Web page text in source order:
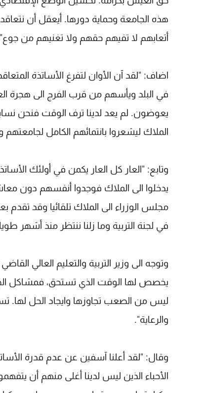
هذه الجامعة وحماية دورها. أيعقل أن
أتعابهم لا تفيهم حقهم ولا تغنيهم من
اضاف: "لقد آن الأوان لتفرغ الأساتذة
في البلد ويأسهم من قرب الفرج الى هجرة
يعوضون. لم يعد لدينا ترف الوقت فنحن
الملاك ليشعروا بانتمائهم الكامل
وتابع: "العار كل العار يكمن في أولئك
يدخلوا الى الملاك فوجدوا أنفسهم دون
مجلس الوزراء الى الملاك تلقائيا وقد
في لجنة التربية وما زلنا ننتظر منذ أشهر
وتوجه الى وزير التربية والتعليم العالي
يخصص لها الوقت الذي تستحق، فمشاكل
ليس من الصعب تجاوزها وايجاد الحل لها.
والرعاية".
وقال: "لقد أعلنا آسفين عن عدم قدرة
الأحباء الذين ليس لدينا أغلى منهم أن